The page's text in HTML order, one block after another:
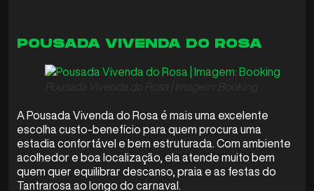
POUSADA VIVENDA DO ROSA
A Pousada Vivenda do Rosa é mais uma excelente
escolha custo-benefício para quem procura uma
estadia confortável e bem estruturada. Com ambiente
acolhedor e boa localização, ela atende muito bem
quem quer equilibrar descanso, praia e as festas do
Tantrarosa ao longo do carnaval.